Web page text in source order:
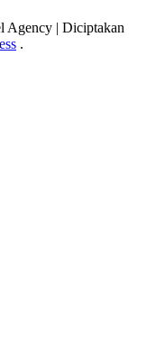
Agency | Diciptakan
.